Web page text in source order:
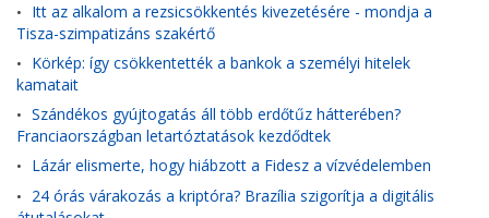
• Itt az alkalom a rezsicsökkentés kivezetésére - mondja a
Tisza-szimpatizáns szakértő
• Körkép: így csökkentették a bankok a személyi hitelek
kamatait
• Szándékos gyújtogatás áll több erdőtűz hátterében?
Franciaországban letartóztatások kezdődtek
• Lázár elismerte, hogy hiábzott a Fidesz a vízvédelemben
• 24 órás várakozás a kriptóra? Brazília szigorítja a digitális